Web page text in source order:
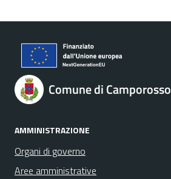
Comune di Camporosso
AMMINISTRAZIONE
Organi di governo
Aree amministrative